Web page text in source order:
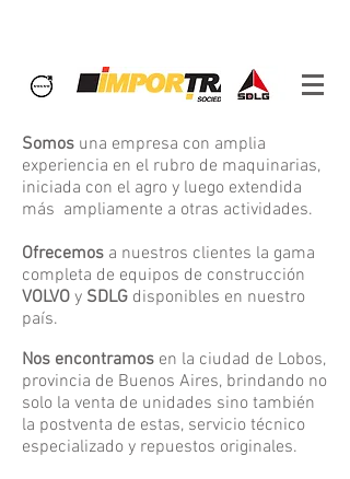
Somos una empresa con amplia
experiencia en el rubro de maquinarias,
iniciada con el agro y luego extendida
más ampliamente a otras actividades.
Ofrecemos a nuestros clientes la gama
completa de equipos de construcción
VOLVO y SDLG disponibles en nuestro
país.
Nos encontramos en la ciudad de Lobos,
provincia de Buenos Aires, brindando no
solo la venta de unidades sino también
la postventa de estas, servicio técnico
especializado y repuestos originales.